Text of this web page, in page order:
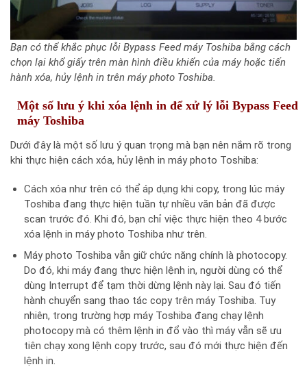
Bạn có thể khắc phục lỗi Bypass Feed máy Toshiba bằng cách
chọn lại khổ giấy trên màn hình điều khiển của máy hoặc tiến
hành xóa, hủy lệnh in trên máy photo Toshiba.
Một số lưu ý khi xóa lệnh in để xử lý lỗi Bypass Feed
máy Toshiba
Dưới đây là một số lưu ý quan trọng mà bạn nên nắm rõ trong
khi thực hiện cách xóa, hủy lệnh in máy photo Toshiba:
Cách xóa như trên có thể áp dụng khi copy, trong lúc máy
Toshiba đang thực hiện tuần tự nhiều văn bản đã được
scan trước đó. Khi đó, bạn chỉ việc thực hiện theo 4 bước
xóa lệnh in máy photo Toshiba như trên.
Máy photo Toshiba vẫn giữ chức năng chính là photocopy.
Do đó, khi máy đang thực hiện lệnh in, người dùng có thể
dùng Interrupt để tạm thời dừng lệnh này lại. Sau đó tiến
hành chuyển sang thao tác copy trên máy Toshiba. Tuy
nhiên, trong trường hợp máy Toshiba đang chạy lệnh
photocopy mà có thêm lệnh in đổ vào thì máy vẫn sẽ ưu
tiên chạy xong lệnh copy trước, sau đó mới thực hiện đến
lệnh in.